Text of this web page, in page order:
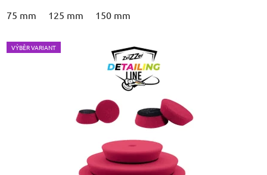
75 mm 125 mm 150 mm
VÝBĚR VARIANT